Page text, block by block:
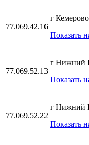
77.069.42.16
г
Показать
77.069.52.13
г Нижний
Показать
77.069.52.22
г Нижний
Показать